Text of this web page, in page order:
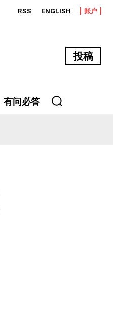
RSS ENGLISH 账户
投稿
有问必答